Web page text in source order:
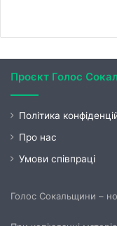
Проєкт Голос
Політика
Про нас
Умови співпраці
Голос Сокальщини –